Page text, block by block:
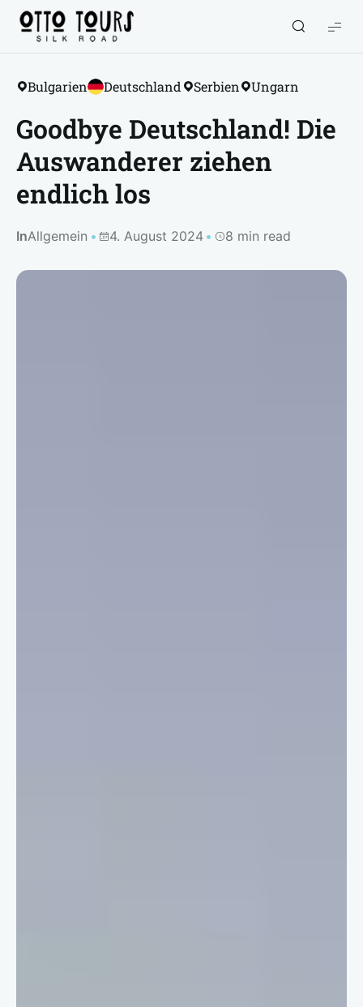
Otto
Tours
Bulgarien Deutschland Serbien Ungarn
Goodbye Deutschland! Die
Auswanderer ziehen
endlich los
InAllgemein 4. August 2024 8 min read